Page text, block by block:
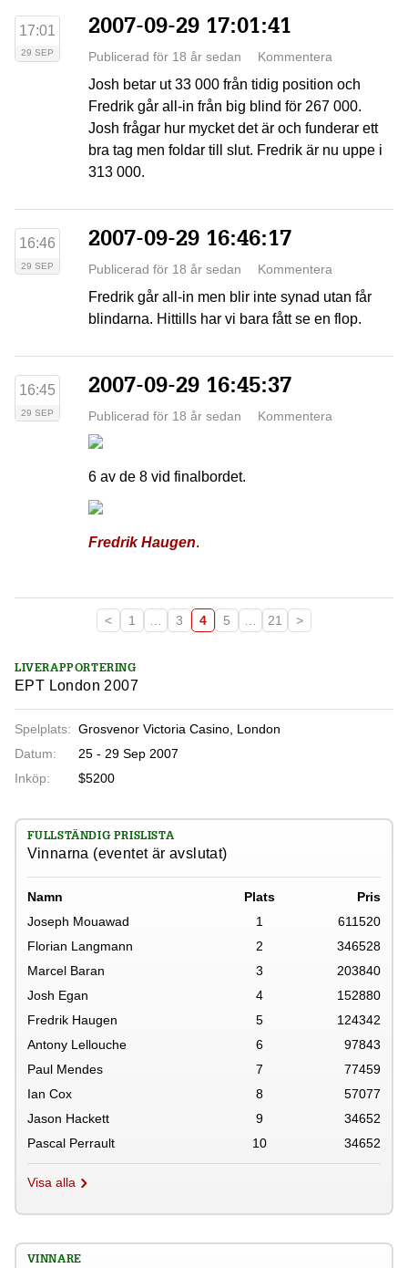
17:01
29 SEP
2007-09-29 17:01:41
Publicerad för 18 år sedan Kommentera
Josh betar ut 33 000 från tidig position och
Fredrik går all-in från big blind för 267 000.
Josh frågar hur mycket det är och funderar ett
bra tag men foldar till slut. Fredrik är nu uppe i
313 000.
16:46
29 SEP
2007-09-29 16:46:17
Publicerad för 18 år sedan Kommentera
Fredrik går all-in men blir inte synad utan får
blindarna. Hittills har vi bara fått se en flop.
16:45
29 SEP
2007-09-29 16:45:37
Publicerad för 18 år sedan Kommentera
6 av de 8 vid finalbordet.
Fredrik Haugen.
< 1 3 4 5 21 >
LIVERAPPORTERING
EPT London 2007
Spelplats: Grosvenor Victoria Casino, London
Datum:
25 - 29 Sep 2007
Inköp:
$5200
FULLSTÄNDIG PRISLISTA
Vinnarna (eventet är avslutat)
Namn Plats
Pris
Joseph Mouawad
1
611520
Florian Langmann
2
346528
Marcel Baran
3
203840
Josh Egan
4
152880
Fredrik Haugen
5
124342
Antony Lellouche
6
97843
Paul Mendes
7
77459
Ian Cox
8
57077
Jason Hackett
9
34652
Pascal Perrault
10 34652
Visa alla
VINNARE